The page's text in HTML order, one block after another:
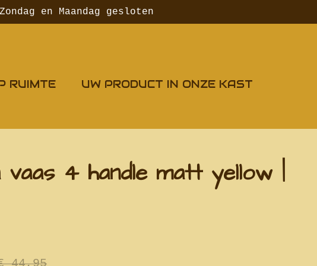
Zondag en Maandag gesloten
RUIMTE
UW PRODUCT IN ONZE KAST
vaas 4 handle matt yellow |